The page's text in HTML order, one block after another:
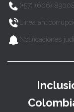
(+57) (606)
Línea
Notificaciones